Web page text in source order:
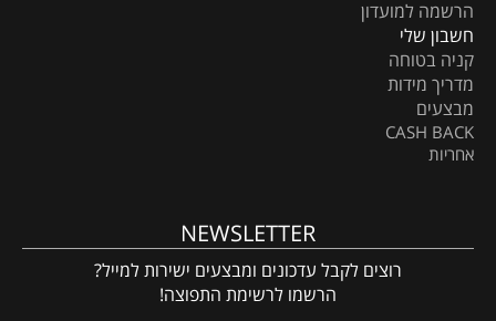
הרשמה למועדון
חשבון שלי
קניה בטוחה
מדריך מידות
מבצעים
CASH BACK
אחריות
NEWSLETTER
רוצים לקבל עדכונים ומבצעים ישירות למייל?
הרשמו לרשימת התפוצה!